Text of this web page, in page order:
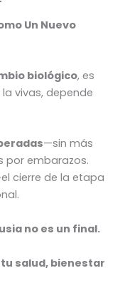
Un Nuevo
biológico, es
vivas, depende
—sin más
por embarazos.
cierre de la etapa
no es un final.
tu salud, bienestar